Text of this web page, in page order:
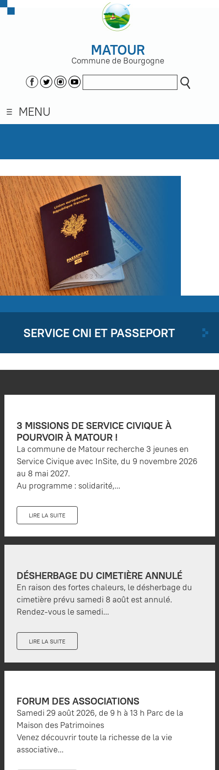
MATOUR
Commune de Bourgogne
MENU
SERVICE CNI ET PASSEPORT
3 MISSIONS DE SERVICE CIVIQUE À
POURVOIR À MATOUR !
La commune de Matour recherche 3 jeunes en
Service Civique avec InSite, du 9 novembre 2026
au 8 mai 2027.
Au programme : solidarité,...
LIRE LA SUITE
DÉSHERBAGE DU CIMETIÈRE ANNULÉ
En raison des fortes chaleurs, le désherbage du
cimetière prévu samedi 8 août est annulé.
Rendez-vous le samedi...
LIRE LA SUITE
FORUM DES ASSOCIATIONS
Samedi 29 août 2026, de 9 h à 13 h Parc de la
Maison des Patrimoines
Venez découvrir toute la richesse de la vie
associative...